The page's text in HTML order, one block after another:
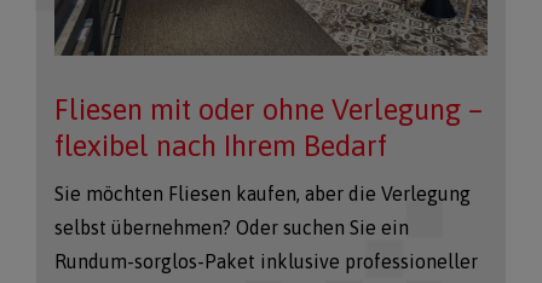
Fliesen mit oder ohne Verlegung –
flexibel nach Ihrem Bedarf
Sie möchten Fliesen kaufen, aber die Verlegung
selbst übernehmen? Oder suchen Sie ein
Rundum-sorglos-Paket inklusive professioneller